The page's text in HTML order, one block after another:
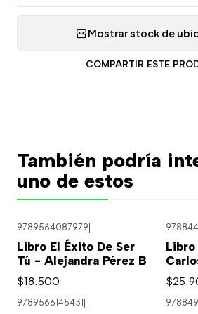
Mostrar stock de
COMPARTIR ESTE
También podría
uno de estos
9789564087979
Libro El Éxito De Ser
Tú - Alejandra Pérez B
$18.500
9789566145431